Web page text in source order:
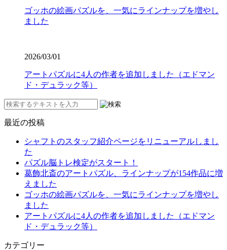
ゴッホの絵画パズルを、一気にラインナップを増やし
ました
2026/03/01
アートパズルに4人の作者を追加しました（エドマン
ド・デュラック等）
最近の投稿
シャフトのスタッフ紹介ページをリニューアルしまし
た
パズル脳トレ検定がスタート！
葛飾北斎のアートパズル、ラインナップが154作品に増
えました
ゴッホの絵画パズルを、一気にラインナップを増やし
ました
アートパズルに4人の作者を追加しました（エドマン
ド・デュラック等）
カテゴリー